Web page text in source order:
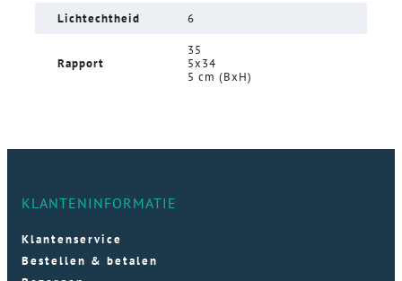
Lichtechtheid 6
Rapport
35
5x34
5 cm (BxH)
KLANTENINFORMATIE
Klantenservice
Bestellen & betalen